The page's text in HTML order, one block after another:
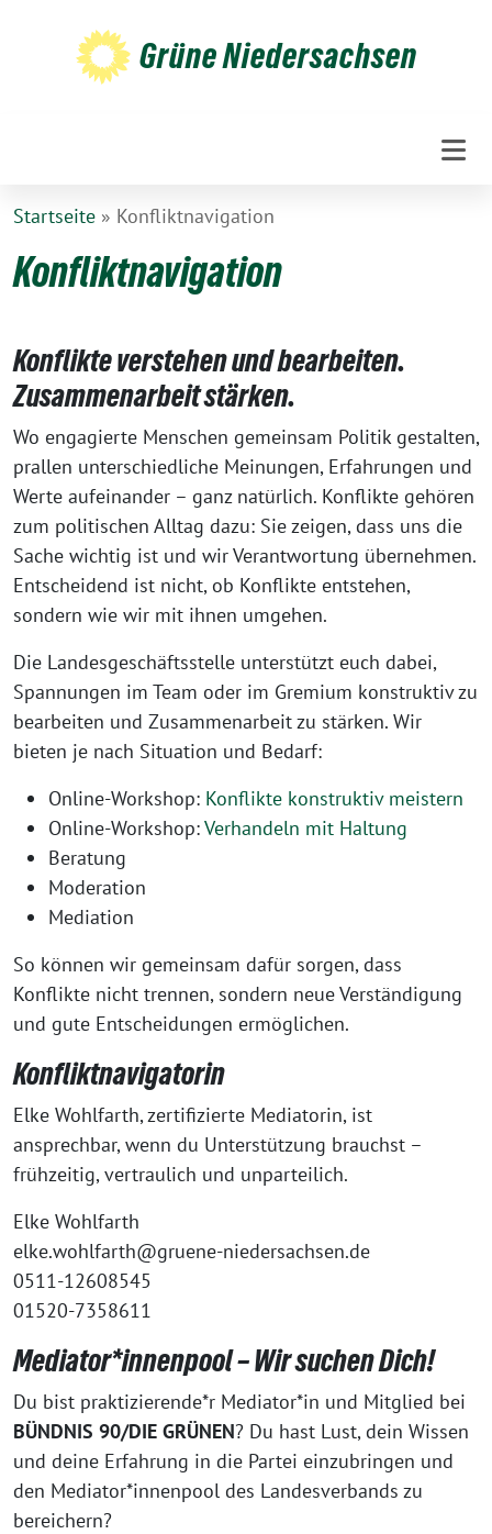
Grüne Niedersachsen
Startseite » Konfliktnavigation
Konfliktnavigation
Konflikte verstehen und bearbeiten.
Zusammenarbeit stärken.
Wo engagierte Menschen gemeinsam Politik gestalten,
prallen unterschiedliche Meinungen, Erfahrungen und
Werte aufeinander – ganz natürlich. Konflikte gehören
zum politischen Alltag dazu: Sie zeigen, dass uns die
Sache wichtig ist und wir Verantwortung übernehmen.
Entscheidend ist nicht, ob Konflikte entstehen,
sondern wie wir mit ihnen umgehen.
Die Landesgeschäftsstelle unterstützt euch dabei,
Spannungen im Team oder im Gremium konstruktiv zu
bearbeiten und Zusammenarbeit zu stärken. Wir
bieten je nach Situation und Bedarf:
Online-Workshop: Konflikte konstruktiv meistern
Online-Workshop:Verhandeln mit Haltung
Beratung
Moderation
Mediation
So können wir gemeinsam dafür sorgen, dass
Konflikte nicht trennen, sondern neue Verständigung
und gute Entscheidungen ermöglichen.
Konfliktnavigatorin
Elke Wohlfarth, zertifizierte Mediatorin, ist
ansprechbar, wenn du Unterstützung brauchst –
frühzeitig, vertraulich und unparteilich.
Elke Wohlfarth
elke.wohlfarth@gruene-niedersachsen.de
0511-12608545
01520-7358611
Mediator*innenpool – Wir suchen Dich!
Du bist praktizierende*r Mediator*in und Mitglied bei
BÜNDNIS 90/DIE GRÜNEN? Du hast Lust, dein Wissen
und deine Erfahrung in die Partei einzubringen und
den Mediator*innenpool des Landesverbands zu
bereichern?